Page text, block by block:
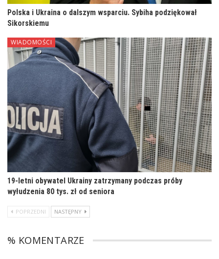
Polska i Ukraina o dalszym wsparciu. Sybiha podziękował
Sikorskiemu
WIADOMOŚCI
19-letni obywatel Ukrainy zatrzymany podczas próby
wyłudzenia 80 tys. zł od seniora
POPRZEDNI NASTĘPNY
% KOMENTARZE